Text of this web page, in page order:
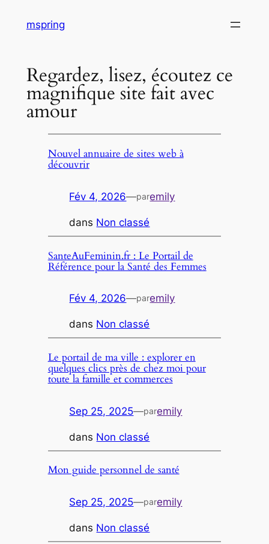
mspring
Regardez, lisez, écoutez ce
magnifique site fait avec
amour
Nouvel annuaire de sites web à
découvrir
Fév 4, 2026—paremily
dans Non classé
SanteAuFeminin.fr : Le Portail de
Référence pour la Santé des Femmes
Fév 4, 2026—paremily
dans Non classé
Le portail de ma ville : explorer en
quelques clics près de chez moi pour
toute la famille et commerces
Sep 25, 2025—paremily
dans Non classé
Mon guide personnel de santé
Sep 25, 2025—paremily
dans Non classé